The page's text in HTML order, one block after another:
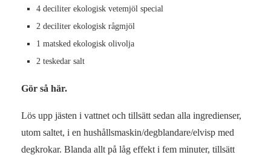
4 deciliter ekologisk vetemjöl special
2 deciliter ekologisk rågmjöl
1 matsked ekologisk olivolja
2 teskedar salt
Gör så här.
Lös upp jästen i vattnet och tillsätt sedan alla ingredienser,
utom saltet, i en hushållsmaskin/degblandare/elvisp med
degkrokar. Blanda allt på låg effekt i fem minuter, tillsätt